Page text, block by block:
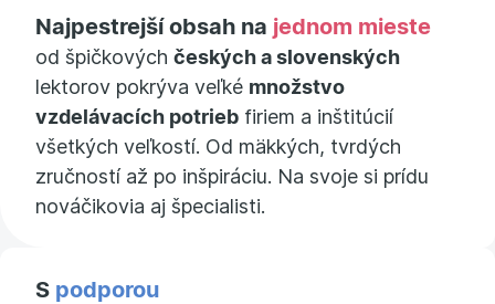
Najpestrejší obsah na jednom mieste
od špičkových českých a slovenských
lektorov pokrýva veľké množstvo
vzdelávacích potrieb firiem a inštitúcií
všetkých veľkostí. Od mäkkých, tvrdých
zručností až po inšpiráciu. Na svoje si prídu
nováčikovia aj špecialisti.
S podporou